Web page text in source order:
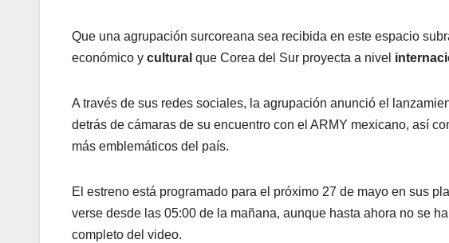
Que una agrupación surcoreana sea recibida en este espacio
económico y cultural que Corea del Sur proyecta a nivel
A través de sus redes sociales, la agrupación anunció el
detrás de cámaras de su encuentro con el ARMY mexicano, así
más emblemáticos del país.
El estreno está programado para el próximo 27 de mayo en sus
verse desde las 05:00 de la mañana, aunque hasta ahora no se
completo del video.